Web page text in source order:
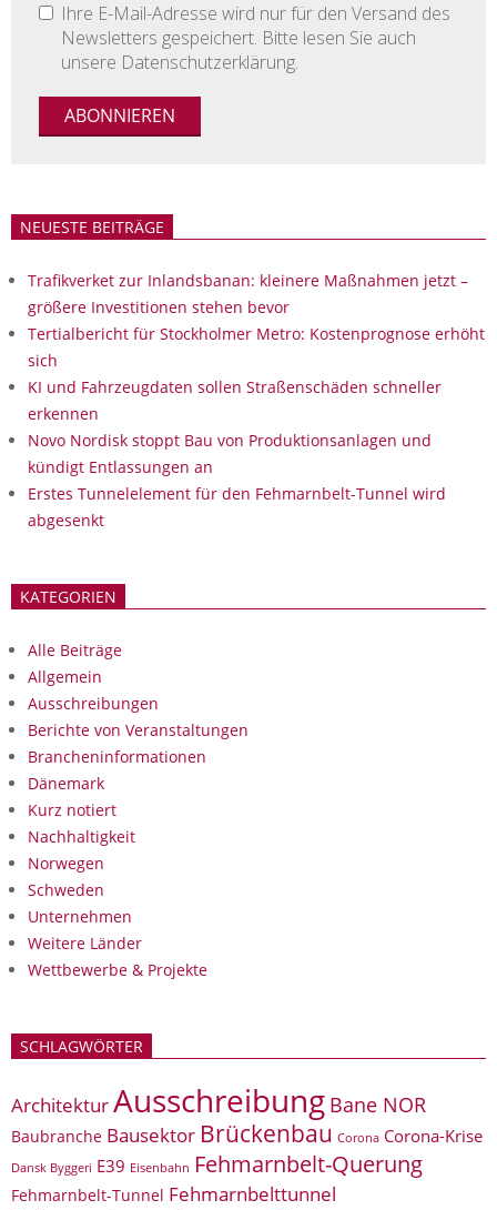
Ihre E-Mail-Adresse wird nur für den Versand des
Newsletters gespeichert. Bitte lesen Sie auch
unsere Datenschutzerklärung.
NEUESTE BEITRÄGE
Trafikverket zur Inlandsbanan: kleinere Maßnahmen jetzt –
größere Investitionen stehen bevor
Tertialbericht für Stockholmer Metro: Kostenprognose erhöht
sich
KI und Fahrzeugdaten sollen Straßenschäden schneller
erkennen
Novo Nordisk stoppt Bau von Produktionsanlagen und
kündigt Entlassungen an
Erstes Tunnelelement für den Fehmarnbelt-Tunnel wird
abgesenkt
KATEGORIEN
Alle Beiträge
Allgemein
Ausschreibungen
Berichte von Veranstaltungen
Brancheninformationen
Dänemark
Kurz notiert
Nachhaltigkeit
Norwegen
Schweden
Unternehmen
Weitere Länder
Wettbewerbe & Projekte
SCHLAGWÖRTER
ArchitekturAusschreibung Bane NOR
Baubranche Bausektor Brückenbau Corona Corona-Krise
Dansk Byggeri E39 Eisenbahn Fehmarnbelt-Querung
Fehmarnbelt-Tunnel Fehmarnbelttunnel